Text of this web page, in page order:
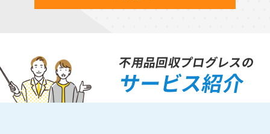
不用品回収プログレスの
サービス紹介